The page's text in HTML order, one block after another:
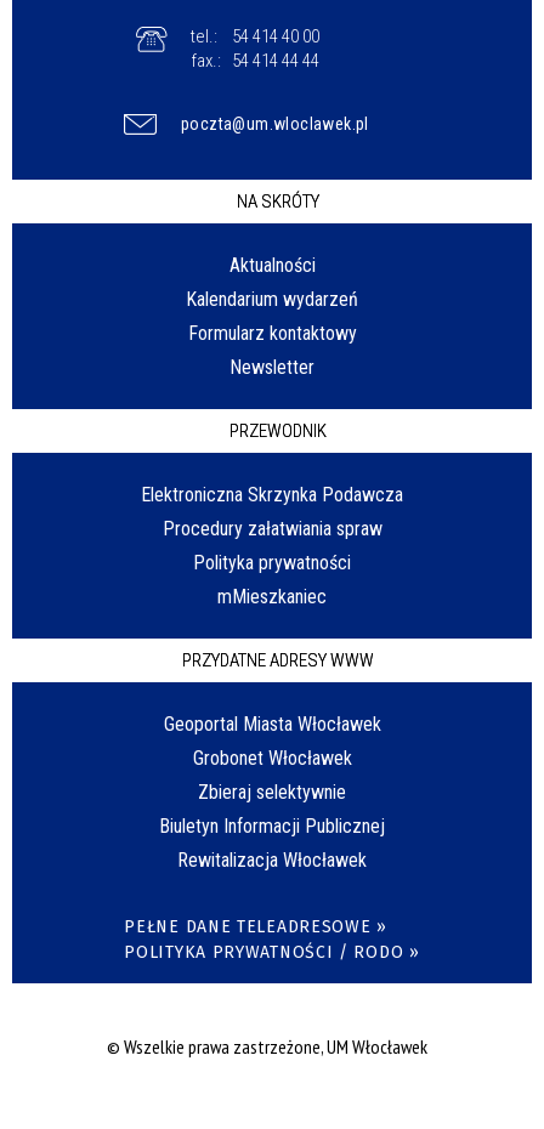
tel.:
54 414 40 00
fax.:
54 414 44 44
poczta@um.wloclawek.pl
NA SKRÓTY
Aktualności
Kalendarium wydarzeń
Formularz kontaktowy
Newsletter
PRZEWODNIK
Elektroniczna Skrzynka Podawcza
Procedury załatwiania spraw
Polityka prywatności
mMieszkaniec
PRZYDATNE ADRESY WWW
Geoportal Miasta Włocławek
Grobonet Włocławek
Zbieraj selektywnie
Biuletyn Informacji Publicznej
Rewitalizacja Włocławek
PEŁNE DANE TELEADRESOWE »
POLITYKA PRYWATNOŚCI / RODO »
© Wszelkie prawa zastrzeżone, UM Włocławek